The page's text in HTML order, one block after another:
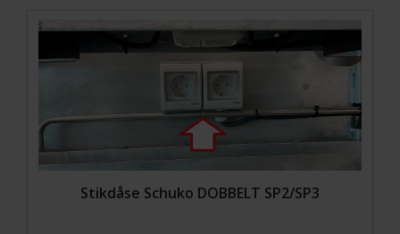
Stikdåse Schuko DOBBELT SP2/SP3